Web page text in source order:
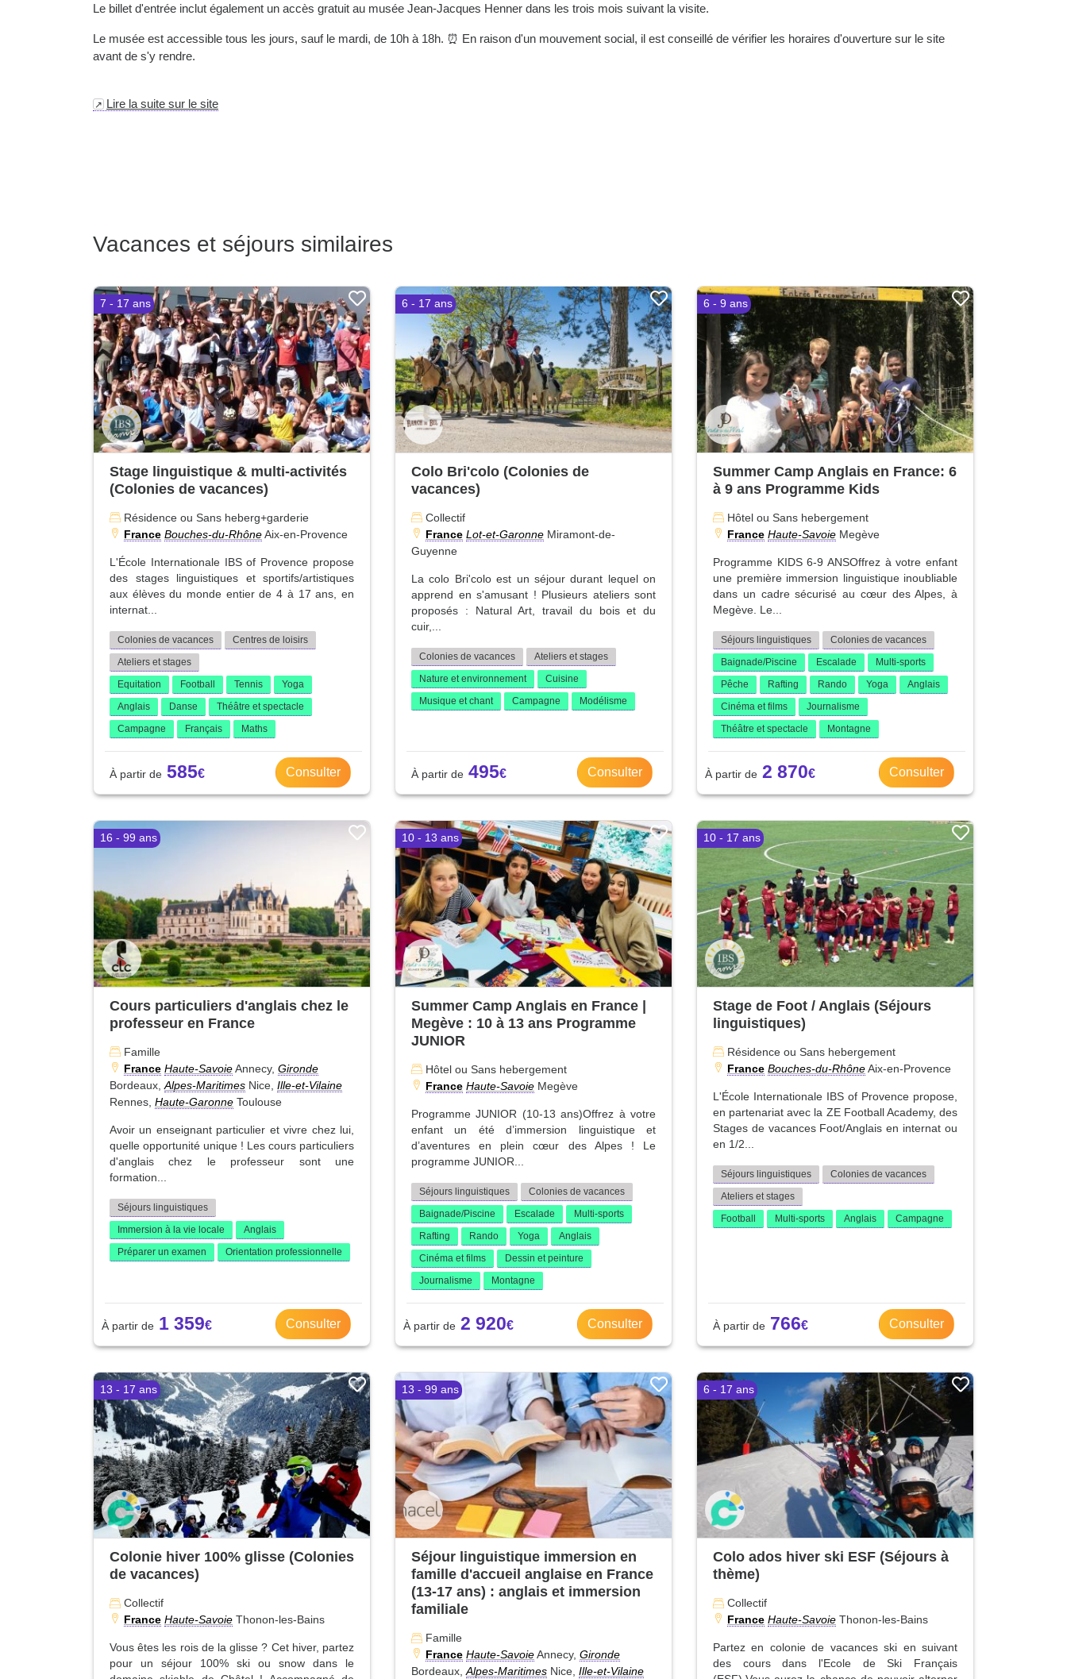
Le billet d'entrée inclut également un accès gratuit au musée Jean-Jacques Henner dans les trois mois suivant la visite.
Le musée est accessible tous les jours, sauf le mardi, de 10h à 18h. ⏰ En raison d'un mouvement social, il est conseillé de vérifier les horaires d'ouverture sur le site
avant de s'y rendre.
Lire la suite sur le site
Vacances et séjours similaires
7 - 17 ans
Stage linguistique & multi-activités
(Colonies de vacances)
Résidence ou Sans heberg+garderie
France Bouches-du-RhôneAix-en-Provence
L'École Internationale IBS of Provence propose
des stages linguistiques et sportifs/artistiques
aux élèves du monde entier de 4 à 17 ans, en
internat...
Colonies de vacances
Centres de loisirs
Ateliers et stages
Equitation
Football Tennis
Yoga
Anglais
Danse
Théâtre et spectacle
Campagne
Français Maths
585 Consulter
6 - 17 ans
Colo Bri'colo (Colonies de
vacances)
Collectif
France Lot-et-Garonne Miramont-de-
Guyenne
La colo Bri'colo est un séjour durant lequel on
apprend en s'amusant ! Plusieurs ateliers sont
proposés : Natural Art, travail du bois et du
cuir,...
Colonies de vacances
Ateliers et stages
Nature et environnement
Cuisine
Musique et chant
Campagne Modélisme
495 Consulter
6 - 9 ans
Summer Camp Anglais en France: 6
à 9 ans Programme Kids
Hôtel ou Sans hebergement
France Haute-Savoie Megève
Programme KIDS 6-9 ANSOffrez à votre enfant
une première immersion linguistique inoubliable
dans un cadre sécurisé au cœur des Alpes, à
Megève. Le...
Séjours linguistiques
Colonies de vacances
Baignade/Piscine
Escalade
Multi-sports
Pêche
Rafting Rando Yoga
Anglais
Cinéma et films
Journalisme
Théâtre et spectacle
Montagne
2 870 Consulter
16 - 99 ans
Cours particuliers d'anglais chez le
professeur en France
Famille
France Haute-SavoieAnnecy, Gironde
Bordeaux, Alpes-Maritimes Nice, Ille-et-Vilaine
Rennes, Haute-Garonne Toulouse
Avoir un enseignant particulier et vivre chez lui,
quelle opportunité unique ! Les cours particuliers
d'anglais chez le professeur sont une
formation...
Séjours linguistiques
Immersion à la vie locale
Anglais
Préparer un examen
Orientation professionnelle
1 359 Consulter
10 - 13 ans
Summer Camp Anglais en France |
Megève : 10 à 13 ans Programme
JUNIOR
Hôtel ou Sans hebergement
France Haute-Savoie Megève
Programme JUNIOR (10-13 ans)Offrez à votre
enfant un été d’immersion linguistique et
d’aventures en plein cœur des Alpes ! Le
programme JUNIOR...
Séjours linguistiques
Colonies de vacances
Baignade/Piscine
Escalade
Multi-sports
Rafting
Rando Yoga
Anglais
Cinéma et films
Dessin et peinture
Journalisme
Montagne
2 920 Consulter
10 - 17 ans
Stage de Foot / Anglais (Séjours
linguistiques)
Résidence ou Sans hebergement
France Bouches-du-RhôneAix-en-Provence
L'École Internationale IBS of Provence propose,
en partenariat avec la ZE Football Academy, des
Stages de vacances Foot/Anglais en internat ou
en 1/2...
Séjours linguistiques
Colonies de vacances
Ateliers et stages
Football
Multi-sports Anglais Campagne
766 Consulter
13 - 17 ans
Colonie hiver 100% glisse (Colonies
de vacances)
Collectif
France Haute-Savoie Thonon-les-Bains
Vous êtes les rois de la glisse ? Cet hiver, partez
pour un séjour 100% ski ou snow dans le
13 - 99 ans
Séjour linguistique immersion en
famille d'accueil anglaise en France
(13-17 ans) : anglais et immersion
familiale
Famille
France Haute-SavoieAnnecy, Gironde
Bordeaux,Alpes-Maritimes Nice, Ille-et-Vilaine
6 - 17 ans
Colo ados hiver ski ESF (Séjours à
thème)
Collectif
France Haute-Savoie Thonon-les-Bains
Partez en colonie de vacances ski en suivant
des cours dans l'Ecole de Ski Français